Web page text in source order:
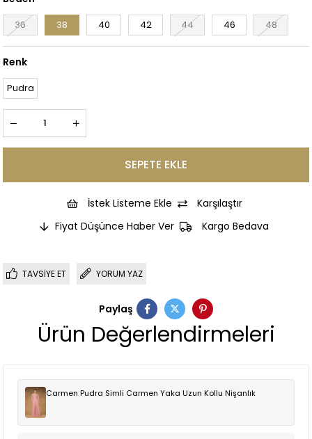
36 38 40 42 44 46 48
Renk
Pudra
İstek Listeme Ekle
Karşılaştır
Fiyat Düşünce Haber Ver
Kargo Bedava
TAVSIYE ET YORUM YAZ
Paylaş
Ürün Değerlendirmeleri
Carmen Pudra Simli Carmen Yaka Uzun Kollu Nişanlık